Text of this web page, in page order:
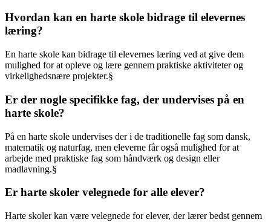
Hvordan kan en harte skole bidrage til elevernes
læring?
En harte skole kan bidrage til elevernes læring ved at give dem
mulighed for at opleve og lære gennem praktiske aktiviteter og
virkelighedsnære projekter.§
Er der nogle specifikke fag, der undervises på en
harte skole?
På en harte skole undervises der i de traditionelle fag som dansk,
matematik og naturfag, men eleverne får også mulighed for at
arbejde med praktiske fag som håndværk og design eller
madlavning.§
Er harte skoler velegnede for alle elever?
Harte skoler kan være velegnede for elever, der lærer bedst gennem